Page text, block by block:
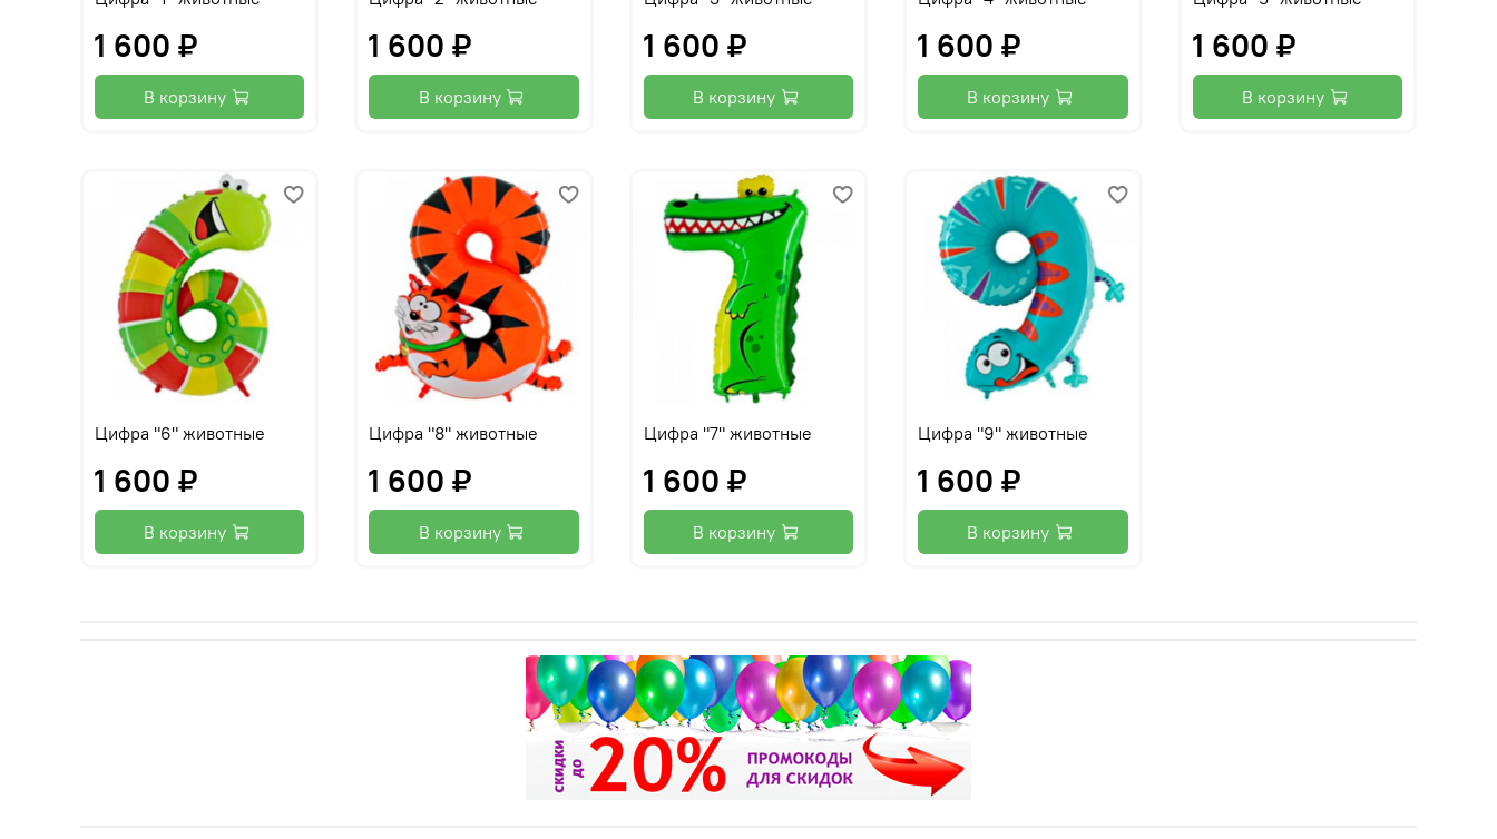
1 600 ₽
В корзину
1 600 ₽
В корзину
1 600 ₽
В корзину
1 600 ₽
В корзину
1 600 ₽
В корзину
Цифра "6" животные
1 600 ₽
В корзину
Цифра "8" животные
1 600 ₽
В корзину
Цифра "7" животные
1 600 ₽
В корзину
Цифра "9" животные
1 600 ₽
В корзину